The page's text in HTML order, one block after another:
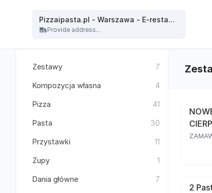
Pizzaipasta.pl - Warszawa - E-restauracja
Provide address...
Zestawy 7
Kompozycja własna 4
Pizza 41
Pasta 30
Przystawki 11
Zupy 1
Dania główne 7
2